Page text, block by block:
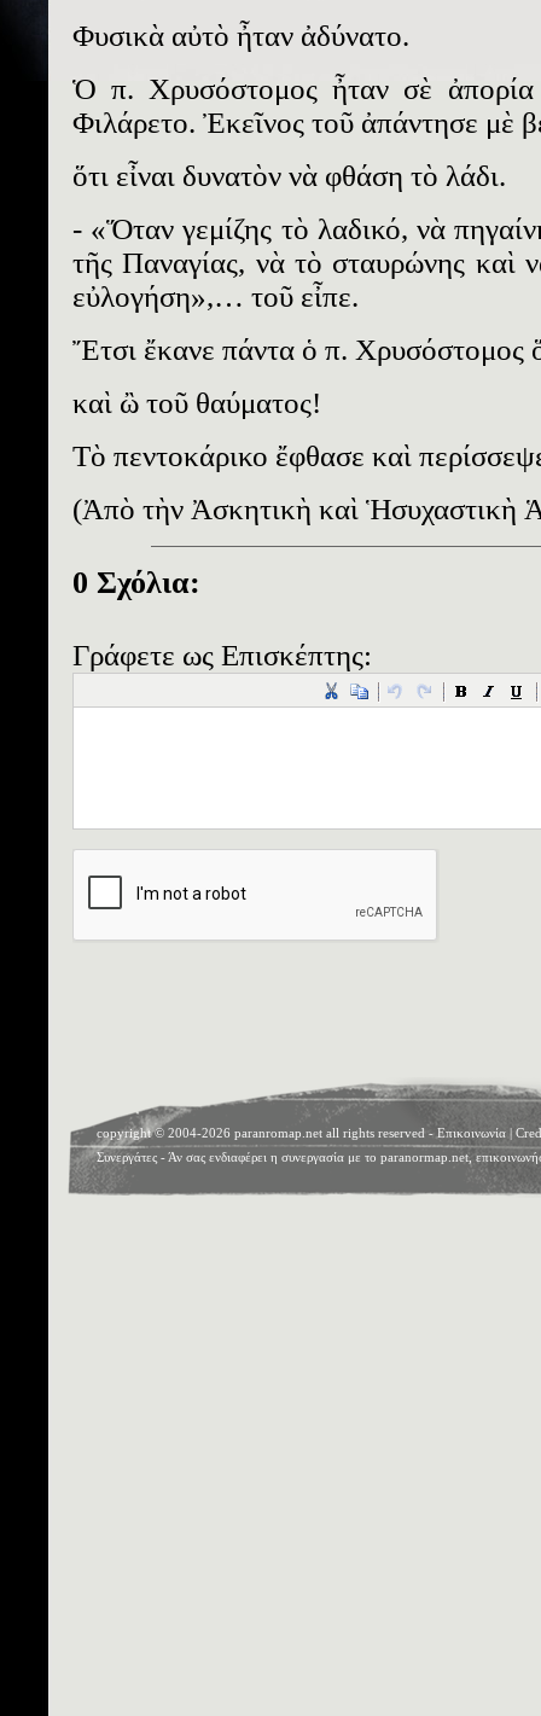
Φυσικὰ αὐτὸ ἦταν ἀδύνατο.
Ὁ π. Χρυσόστομος ἦταν σὲ
Φιλάρετο. Ἐκεῖνος τοῦ ἀπάντησε μὲ
ὅτι εἶναι δυνατὸν νὰ φθάση τὸ λάδι.
- «Ὅταν γεμίζης τὸ λαδικό, νὰ
τῆς Παναγίας, νὰ τὸ σταυρώνης καὶ
εὐλογήση»,… τοῦ εἶπε.
Ἔτσι ἔκανε πάντα ὁ π. Χρυσόστομος
καὶ ὢ τοῦ θαύματος!
Τὸ πεντοκάρικο ἔφθασε καὶ
(Ἀπὸ τὴν Ἀσκητικὴ καὶ Ἡσυχαστικὴ
0 Σχόλια:
Γράφετε ως Επισκέπτης:
copyright © 2004-2026 paranromap.net all rights reserved - Επικοινωνία |
Συνεργάτες - Άν σας ενδιαφέρει η συνεργασία με το paranormap.net,